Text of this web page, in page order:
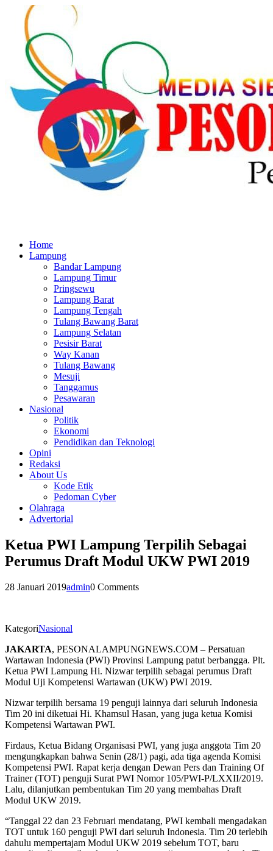
Home
Lampung
Bandar Lampung
Lampung Timur
Pringsewu
Lampung Barat
Lampung Tengah
Tulang Bawang Barat
Lampung Selatan
Pesisir Barat
Way Kanan
Tulang Bawang
Mesuji
Tanggamus
Pesawaran
Nasional
Politik
Ekonomi
Pendidikan dan Teknologi
Opini
Redaksi
About Us
Kode Etik
Pedoman Cyber
Olahraga
Advertorial
Ketua PWI Lampung Terpilih Sebagai
Perumus Draft Modul UKW PWI 2019
28 Januari 2019admin0 Comments
KategoriNasional
JAKARTA, PESONALAMPUNGNEWS.COM – Persatuan
Wartawan Indonesia (PWI) Provinsi Lampung patut berbangga. Plt.
Ketua PWI Lampung Hi. Nizwar terpilih sebagai perumus Draft
Modul Uji Kompetensi Wartawan (UKW) PWI 2019.
Nizwar terpilih bersama 19 penguji lainnya dari seluruh Indonesia
Tim 20 ini diketuai Hi. Khamsul Hasan, yang juga ketua Komisi
Kompetensi Wartawan PWI.
Firdaus, Ketua Bidang Organisasi PWI, yang juga anggota Tim 20
mengungkapkan bahwa Senin (28/1) pagi, ada tiga agenda Komisi
Kompetensi PWI. Rapat kerja dengan Dewan Pers dan Training Of
Trainer (TOT) penguji Surat PWI Nomor 105/PWI-P/LXXII/2019.
Lalu, dilanjutkan pembentukan Tim 20 yang membahas Draft
Modul UKW 2019.
“Tanggal 22 dan 23 Februari mendatang, PWI kembali mengadakan
TOT untuk 160 penguji PWI dari seluruh Indonesia. Tim 20 terlebih
dahulu mempertajam Modul UKW 2019 sebelum TOT, baru